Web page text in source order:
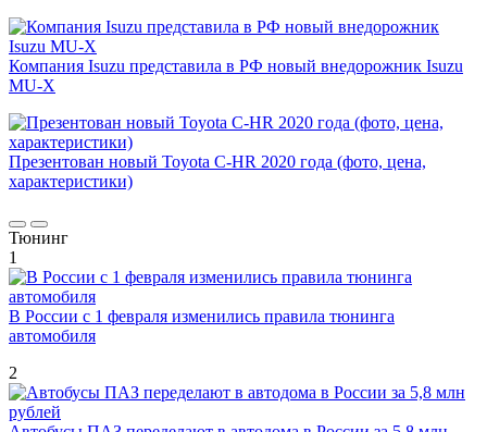
Компания Isuzu представила в РФ новый внедорожник Isuzu
MU-X
Презентован новый Toyota C-HR 2020 года (фото, цена,
характеристики)
Тюнинг
1
В России с 1 февраля изменились правила тюнинга
автомобиля
2